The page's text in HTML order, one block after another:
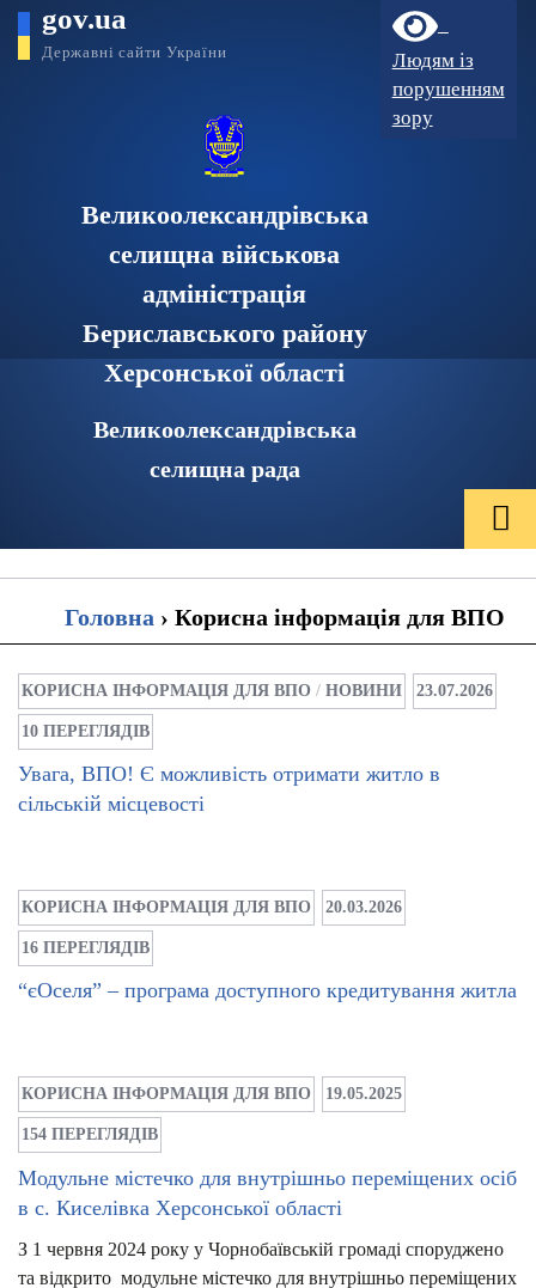
gov.ua
Державні сайти України
Великоолександрівська
селищна військова
адміністрація
Бериславського району
Херсонської області
Великоолександрівська
селищна рада
Людям із
порушенням
зору
Головна › Корисна інформація для ВПО
КОРИСНА ІНФОРМАЦІЯ ДЛЯ ВПО / НОВИНИ 23.07.2026
10 ПЕРЕГЛЯДІВ
Увага, ВПО! Є можливість отримати житло в
сільській місцевості
КОРИСНА ІНФОРМАЦІЯ ДЛЯ ВПО 20.03.2026
16 ПЕРЕГЛЯДІВ
“єОселя” – програма доступного кредитування житла
КОРИСНА ІНФОРМАЦІЯ ДЛЯ ВПО 19.05.2025
154 ПЕРЕГЛЯДІВ
Модульне містечко для внутрішньо переміщених осіб
в с. Киселівка Херсонської області
З 1 червня 2024 року у Чорнобаївській громаді споруджено
та відкрито модульне містечко для внутрішньо переміщених